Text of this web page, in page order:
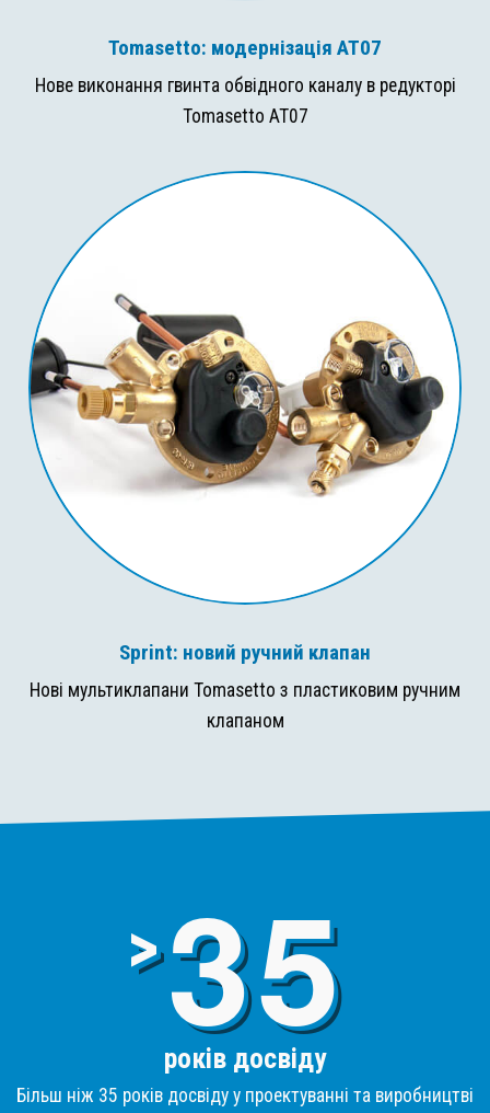
Tomasetto: модернізація AT07
Нове виконання гвинта обвідного каналу в редукторі
Tomasetto AT07
Sprint: новий ручний клапан
Нові мультиклапани Tomasetto з пластиковим ручним
клапаном
>3
років досвіду
Більш ніж 35 років досвіду у проектуванні та виробництві